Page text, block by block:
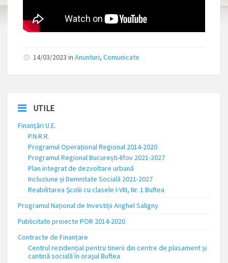
14/03/2023 in Anunturi, Comunicate
UTILE
Finanțări U.E.
P.N.R.R.
Programul Operațional Regional 2014-2020
Programul Regional București-Ilfov 2021-2027
Plan integrat de dezvoltare urbană
Incluziune și Demnitate Socială 2021-2027
Reabilitarea Școlii cu clasele I-VIII, Nr. 1 Buftea
Programul Național de Investiții Anghel Saligny
Publicitate proiecte POR 2014-2020
Contracte de Finanțare
Centrul rezidențial pentru tinerii din centre de plasament și
cantină socială în orașul Buftea